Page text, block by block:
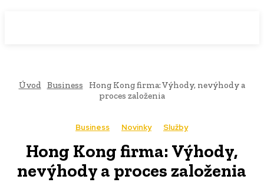
Úvod Business
Hong Kong firma: Výhody, nevýhody a
proces založenia
Business Novinky Služby
Hong Kong firma: Výhody,
nevýhody a proces založenia